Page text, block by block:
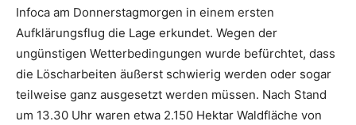
Infoca am Donnerstagmorgen in einem ersten
Aufklärungsflug die Lage erkundet. Wegen der
ungünstigen Wetterbedingungen wurde befürchtet, dass
die Löscharbeiten äußerst schwierig werden oder sogar
teilweise ganz ausgesetzt werden müssen. Nach Stand
um 13.30 Uhr waren etwa 2.150 Hektar Waldfläche von